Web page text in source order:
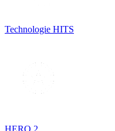
Technologie HITS
HERO 2